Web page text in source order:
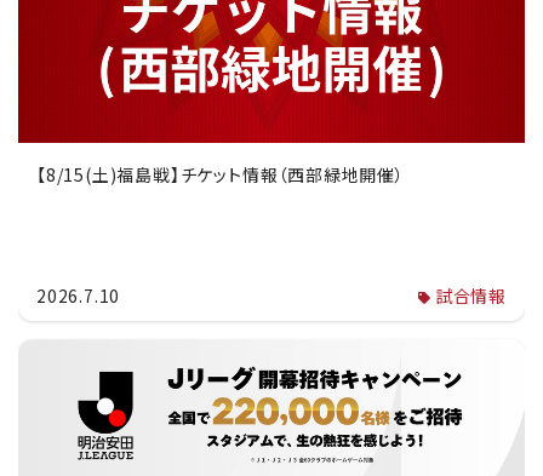
【8/15(土)福島戦】チケット情報（西部緑地開催）
2026.7.10 試合情報